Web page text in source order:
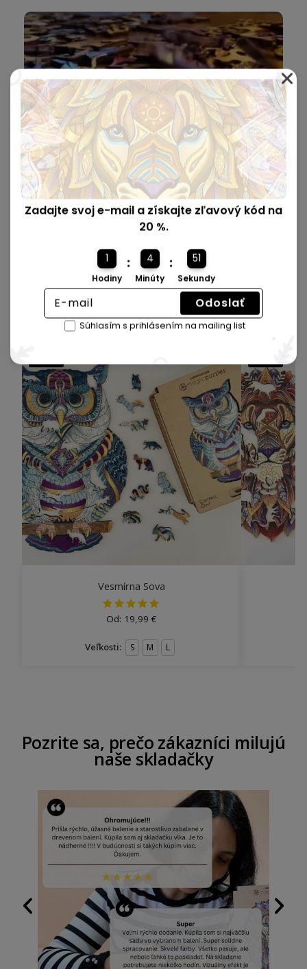
Vyrobené z kvalitného dreva 🪵
Všetky skladačky sú precízne vyrezané laserom a
vyrobené z prvotriedneho dreva.
Zákazníci tiež kúpili
Vesmírna Sova
Od: 19,99 €
Veľkosti: S M L
Pozrite sa, prečo zákazníci milujú
naše skladačky
Zadajte svoj e-mail a získajte zľavový kód na
20 %.
1
Hodiny
: 4
Minúty
: 50
Sekundy
Odoslať
Súhlasím s prihlásením na mailing list